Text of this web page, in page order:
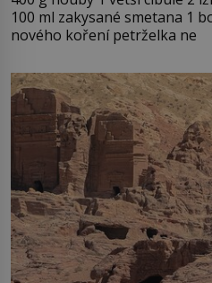
100 ml zakysané smetana 1
nového koření petrželka ne